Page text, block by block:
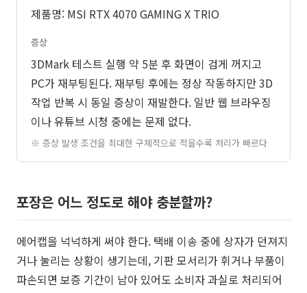
제품명: MSI RTX 4070 GAMING X TRIO
증상
3DMark 테스트 실행 약 5분 후 화면이 검게 꺼지고
PC가 재부팅된다. 재부팅 후에는 정상 작동하지만 3D
작업 반복 시 동일 증상이 재발한다. 일반 웹 브라우징
이나 유튜브 시청 중에는 문제 없다.
※ 증상 발생 조건을 최대한 구체적으로 적을수록 처리가 빠르다
포장은 어느 정도로 해야 충분할까?
에어캡을 넉넉하게 써야 한다. 택배 이송 중에 상자가 던져지
거나 눌리는 상황이 생기는데, 기판 모서리가 휘거나 부품이
파손되면 보증 기간이 남아 있어도 소비자 과실로 처리되어